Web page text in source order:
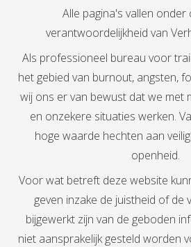
Alle pagina's vallen onder
verantwoordelijkheid van
Als professioneel bureau voor
het gebied van burnout, angsten,
wij ons er van bewust dat we met
en onzekere situaties werken.
hoge waarde hechten aan
openheid.
Voor wat betreft deze website
geven inzake de juistheid of de
bijgewerkt zijn van de geboden
niet aansprakelijk gesteld worden